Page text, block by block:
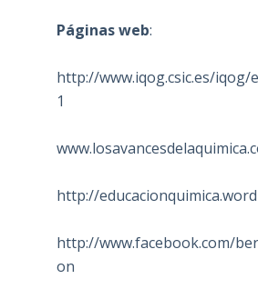
Páginas web:
http://www.iqog.csic.es/iqog/
1
http://
http://www.facebook.com/
on